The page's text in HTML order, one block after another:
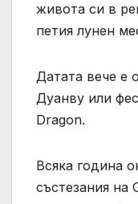
живота си в
петия лунен
Датата вече е
Дуанву или
Dragon.
Всяка година
състезания на